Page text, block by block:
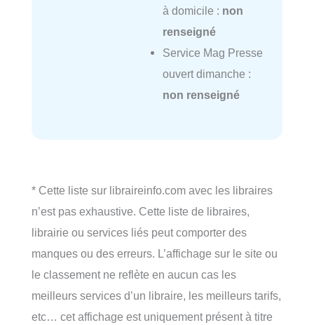
à domicile : non
renseigné
Service Mag Presse
ouvert dimanche :
non renseigné
* Cette liste sur libraireinfo.com avec les libraires
n’est pas exhaustive. Cette liste de libraires,
librairie ou services liés peut comporter des
manques ou des erreurs. L’affichage sur le site ou
le classement ne reflète en aucun cas les
meilleurs services d’un libraire, les meilleurs tarifs,
etc… cet affichage est uniquement présent à titre